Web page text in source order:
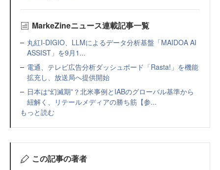
MarkeZineニュース連載記事一覧
丸紅I-DIGIO、LLMによるデータ分析基盤「MAIDOA AI
ASSIST」を9月1...
電通、テレビ広告分析ダッシュボード「Rasta!」を機能
拡充し、放送局へ提供開始
日本は“幻滅期”？北米事例とIABのグローバル基準から
紐解く、リテールメディアの勝ち筋【参...
もっと読む
この記事の著者